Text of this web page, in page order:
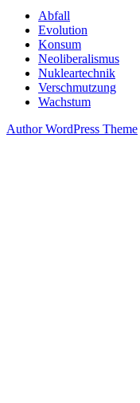
Abfall
Evolution
Konsum
Neoliberalismus
Nukleartechnik
Verschmutzung
Wachstum
Author WordPress Theme